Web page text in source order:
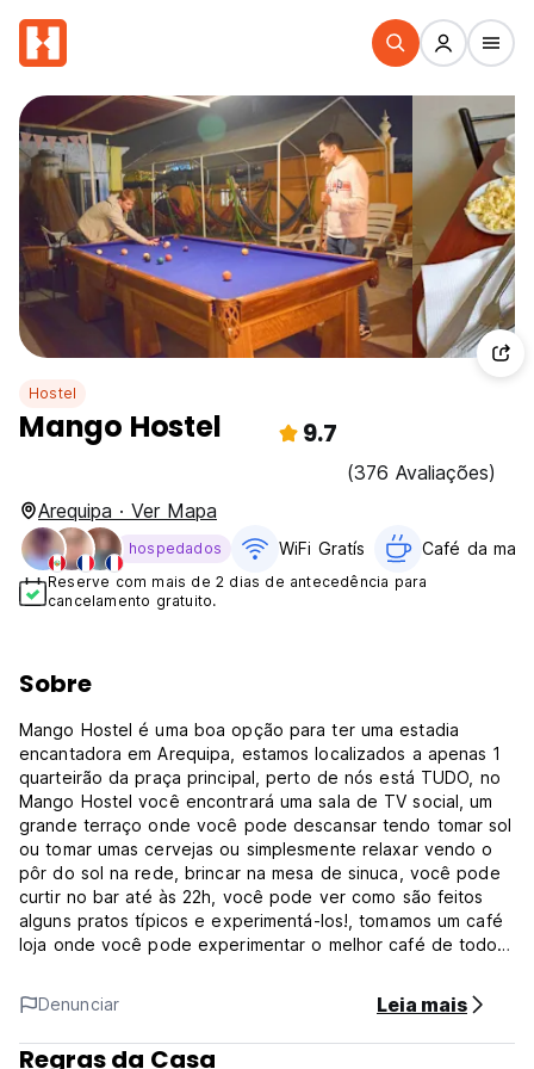
Hostel
Mango Hostel 9.7
(376 Avaliações)
Arequipa · Ver Mapa
hospedados WiFi Gratís Café da
Reserve com mais de 2 dias de antecedência para
cancelamento gratuito.
Sobre
Mango Hostel é uma boa opção para ter uma estadia
encantadora em Arequipa, estamos localizados a apenas 1
quarteirão da praça principal, perto de nós está TUDO, no
Mango Hostel você encontrará uma sala de TV social, um
grande terraço onde você pode descansar tendo tomar sol
ou tomar umas cervejas ou simplesmente relaxar vendo o
pôr do sol na rede, brincar na mesa de sinuca, você pode
curtir no bar até às 22h, você pode ver como são feitos
alguns pratos típicos e experimentá-los!, tomamos um café
loja onde você pode experimentar o melhor café de todos
feitos por Thomas, um especialista suíço em café.
O Mango Hostel está localizado a uma quadra da praça
principal, bem próximo ao Mosteiro de Santa Catalina,
Denunciar Leia mais
Regras da Casa